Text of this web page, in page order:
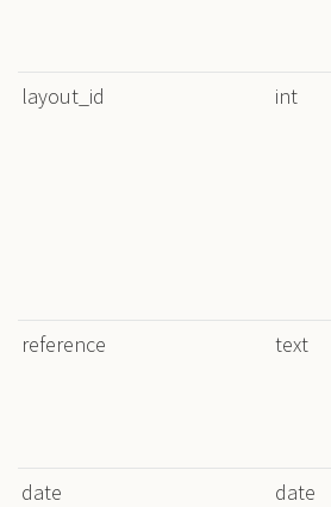
layout_id
int
reference
text
date
date